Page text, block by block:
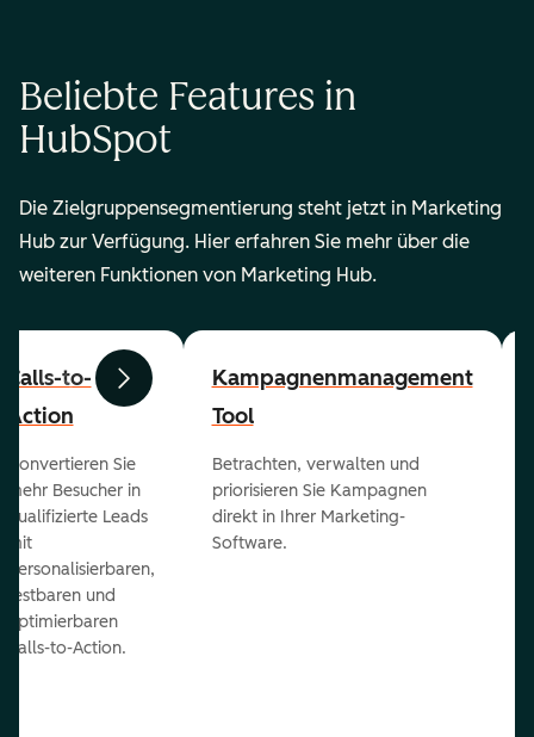
Beliebte Features in
HubSpot
Die Zielgruppensegmentierung steht jetzt in Marketing
Hub zur Verfügung. Hier erfahren Sie mehr über die
weiteren Funktionen von Marketing Hub.
ZurückWeiter
Calls-to-
Action
Konvertieren Sie
mehr Besucher in
qualifizierte Leads
mit
personalisierbaren,
testbaren und
optimierbaren
Calls-to-Action.
Kampagnenmanagement
Tool
Betrachten, verwalten und
priorisieren Sie Kampagnen
direkt in Ihrer Marketing-
Software.